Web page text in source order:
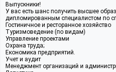
Выпускники!
У вас есть шанс получить высшее
дипломированным специалистом по
Гостиничное и ресторанное хозяйство
Туризмоведение (по видам)
Управление проектами
Охрана труда;
Економика предприятий.
Учет и аудит
Менеджмент организаций и